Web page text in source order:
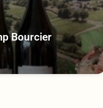
Bourcier